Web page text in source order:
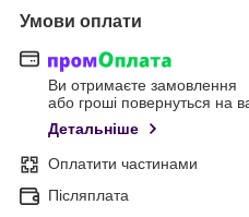
Умови оплати
Ви отримаєте замовлення
або гроші повернуться на
Детальніше
Оплатити частинами
Післяплата